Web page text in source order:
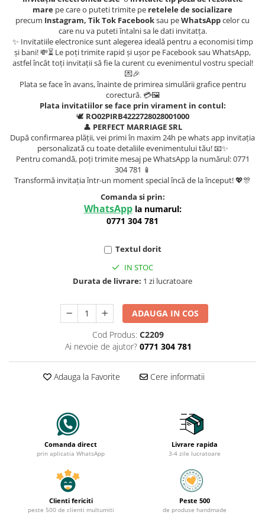
mare pe care o puteti trimite pe retelele de socializare
precum Instagram, Tik Tok Facebooksau peWhatsAppcelor cu
care nu va puteti întalni sa le dati invitatța.
✨ Invitatiile electronice sunt alegerea ideală pentru a economisi timp
și bani! 💸⏳ Le poți trimite rapid și ușor pe Facebook sau WhatsApp,
astfel încât toți invitații să fie la curent cu evenimentul vostru special!
💌🎉
Plata se face în avans, înainte de primirea simulării grafice pentru
corectură. 💳🖼️
Plata invitatiilor se face prin virament in contul:
🕊️ RO02PIRB4222728028001000
👤 PERFECT MARRIAGE SRL
După confirmarea plății, vei primi în maxim 24h pe whats app invitația
personalizată cu toate detaliile evenimentului tău! 📧✨
Pentru comandă, poți trimite mesaj pe WhatsApp la numărul: 0771
304 781 📱
Transformă invitația într-un moment special încă de la început! 💖🎊
Comanda si prin:
WhatsApp la numarul:
0771 304 781
Textul dorit
IN STOC
Durata de livrare: 1 zi lucratoare
ADAUGA IN COS
Cod Produs: C2209
Ai nevoie de ajutor? 0771 304 781
Adauga la Favorite Cere informatii
Comanda direct
prin aplicatia WhatsApp
Livrare rapida
3-4 zile lucratoare
Clienti fericiti
peste 500 de clienti multumiti
Peste 500
de produse handmade